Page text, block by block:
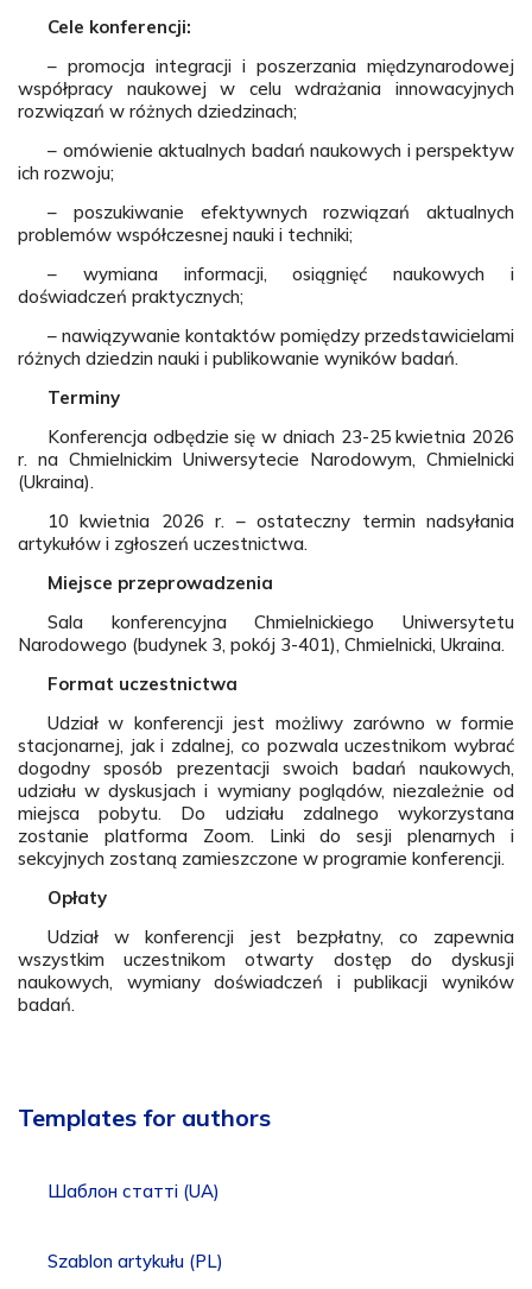
Cele konferencji:
– promocja integracji i poszerzania międzynarodowej
współpracy naukowej w celu wdrażania innowacyjnych
rozwiązań w różnych dziedzinach;
– omówienie aktualnych badań naukowych i perspektyw
ich rozwoju;
– poszukiwanie efektywnych rozwiązań aktualnych
problemów współczesnej nauki i techniki;
– wymiana informacji, osiągnięć naukowych i
doświadczeń praktycznych;
– nawiązywanie kontaktów pomiędzy przedstawicielami
różnych dziedzin nauki i publikowanie wyników badań.
Terminy
Konferencja odbędzie się w dniach 23-25 kwietnia 2026
r. na Chmielnickim Uniwersytecie Narodowym, Chmielnicki
(Ukraina).
10 kwietnia 2026 r. – ostateczny termin nadsyłania
artykułów i zgłoszeń uczestnictwa.
Miejsce przeprowadzenia
Sala konferencyjna Chmielnickiego Uniwersytetu
Narodowego (budynek 3, pokój 3-401), Chmielnicki, Ukraina.
Format uczestnictwa
Udział w konferencji jest możliwy zarówno w formie
stacjonarnej, jak i zdalnej, co pozwala uczestnikom wybrać
dogodny sposób prezentacji swoich badań naukowych,
udziału w dyskusjach i wymiany poglądów, niezależnie od
miejsca pobytu. Do udziału zdalnego wykorzystana
zostanie platforma Zoom. Linki do sesji plenarnych i
sekcyjnych zostaną zamieszczone w programie konferencji.
Opłaty
Udział w konferencji jest bezpłatny, co zapewnia
wszystkim uczestnikom otwarty dostęp do dyskusji
naukowych, wymiany doświadczeń i publikacji wyników
badań.
Templates for authors
Шаблон статті (UA)
Szablon artykułu (PL)